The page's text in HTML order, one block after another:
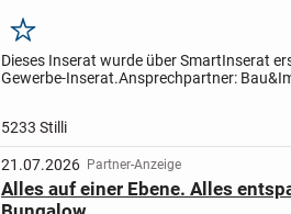
Merken
Dieses Inserat wurde über SmartInserat
Gewerbe-Inserat.Ansprechpartner:
5233 Stilli
21.07.2026 Partner-Anzeige
Alles auf einer Ebene. Alles